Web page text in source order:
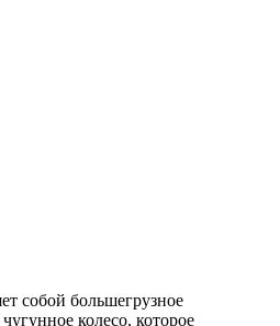
собой большегрузное
колесо, которое